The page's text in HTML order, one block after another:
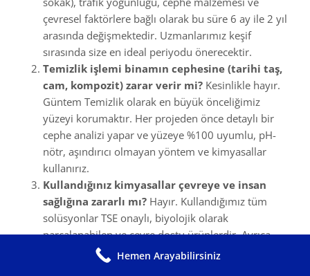
çevresel faktörlere bağlı olarak bu süre 6 ay ile 2 yıl
arasında değişmektedir. Uzmanlarımız keşif
sırasında size en ideal periyodu önerecektir.
Temizlik işlemi binamın cephesine (tarihi taş,
cam, kompozit) zarar verir mi? Kesinlikle hayır.
Güntem Temizlik olarak en büyük önceliğimiz
yüzeyi korumaktır. Her projeden önce detaylı bir
cephe analizi yapar ve yüzeye %100 uyumlu, pH-
nötr, aşındırıcı olmayan yöntem ve kimyasallar
kullanırız.
Kullandığınız kimyasallar çevreye ve insan
sağlığına zararlı mı? Hayır. Kullandığımız tüm
solüsyonlar TSE onaylı, biyolojik olarak
parçalanabilen ve çevre dostu ürünlerdir. Ayrıca,
Saf Su sistemimizle birçok projede kimyasalsız
temizlik imkanı sunuyoruz.
Hemen Arayabilirsiniz